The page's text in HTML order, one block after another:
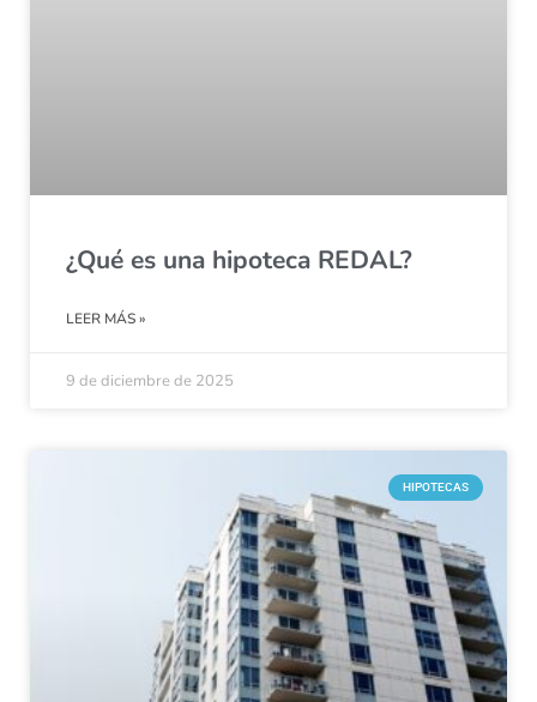
¿Qué es una hipoteca REDAL?
LEER MÁS »
9 de diciembre de 2025
HIPOTECAS